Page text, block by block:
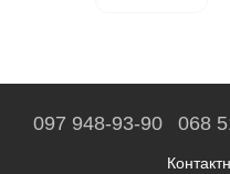
097 948-93-90 068